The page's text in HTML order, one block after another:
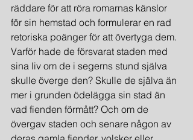
räddare för att röra romarnas känslor
för sin hemstad och formulerar en rad
retoriska poänger för att övertyga dem.
Varför hade de försvarat staden med
sina liv om de i segerns stund själva
skulle överge den? Skulle de själva än
mer i grunden ödelägga sin stad än
vad fienden förmått? Och om de
övergav staden och senare någon av